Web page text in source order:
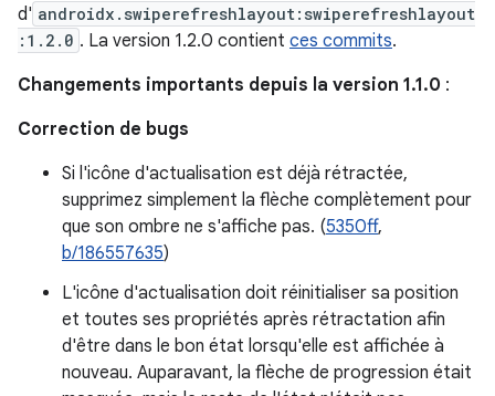
d' androidx.swiperefreshlayout:swiperefreshlayout
:1.2.0 . La version 1.2.0 contient ces commits.
Changements importants depuis la version 1.1.0 :
Correction de bugs
Si l'icône d'actualisation est déjà rétractée,
supprimez simplement la flèche complètement pour
que son ombre ne s'affiche pas. (5350ff,
b/186557635)
L'icône d'actualisation doit réinitialiser sa position
et toutes ses propriétés après rétractation afin
d'être dans le bon état lorsqu'elle est affichée à
nouveau. Auparavant, la flèche de progression était